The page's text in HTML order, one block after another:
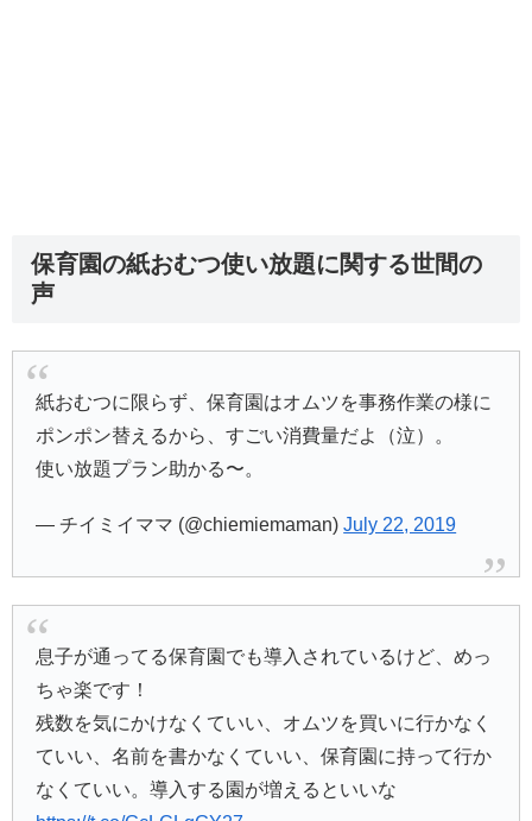
保育園の紙おむつ使い放題に関する世間の
声
紙おむつに限らず、保育園はオムツを事務作業の様に
ポンポン替えるから、すごい消費量だよ（泣）。
使い放題プラン助かる〜。
— チイミイママ (@chiemiemaman)July 22, 2019
息子が通ってる保育園でも導入されているけど、めっ
ちゃ楽です！
残数を気にかけなくていい、オムツを買いに行かなく
ていい、名前を書かなくていい、保育園に持って行か
なくていい。導入する園が増えるといいな